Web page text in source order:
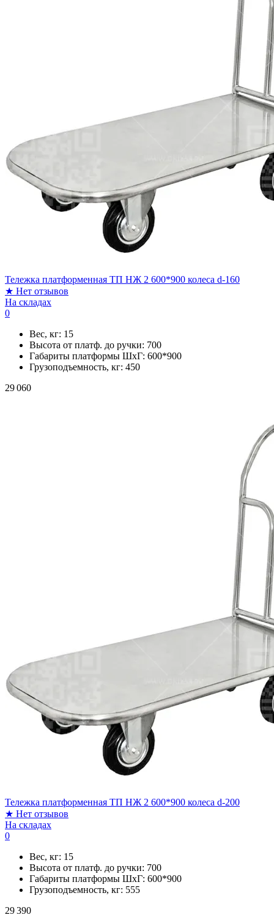
Тележка платформенная ТП НЖ 2 600*900 колеса d-160
★ Нет отзывов
На складах
0
Вес, кг: 15
Высота от платф. до ручки: 700
Габариты платформы ШxГ: 600*900
Грузоподъемность, кг: 450
29 060
Тележка платформенная ТП НЖ 2 600*900 колеса d-200
★ Нет отзывов
На складах
0
Вес, кг: 15
Высота от платф. до ручки: 700
Габариты платформы ШxГ: 600*900
Грузоподъемность, кг: 555
29 390